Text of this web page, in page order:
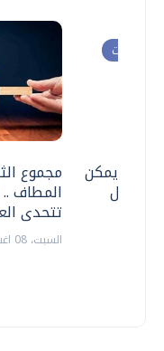
مجموع
المطاف
تتحدى
السبت، 08 اغسطس 2026 11:22 ص
وحوارات
.. هل يمكن
نتعامل